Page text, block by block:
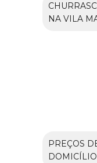
NA VILA
PREÇOS